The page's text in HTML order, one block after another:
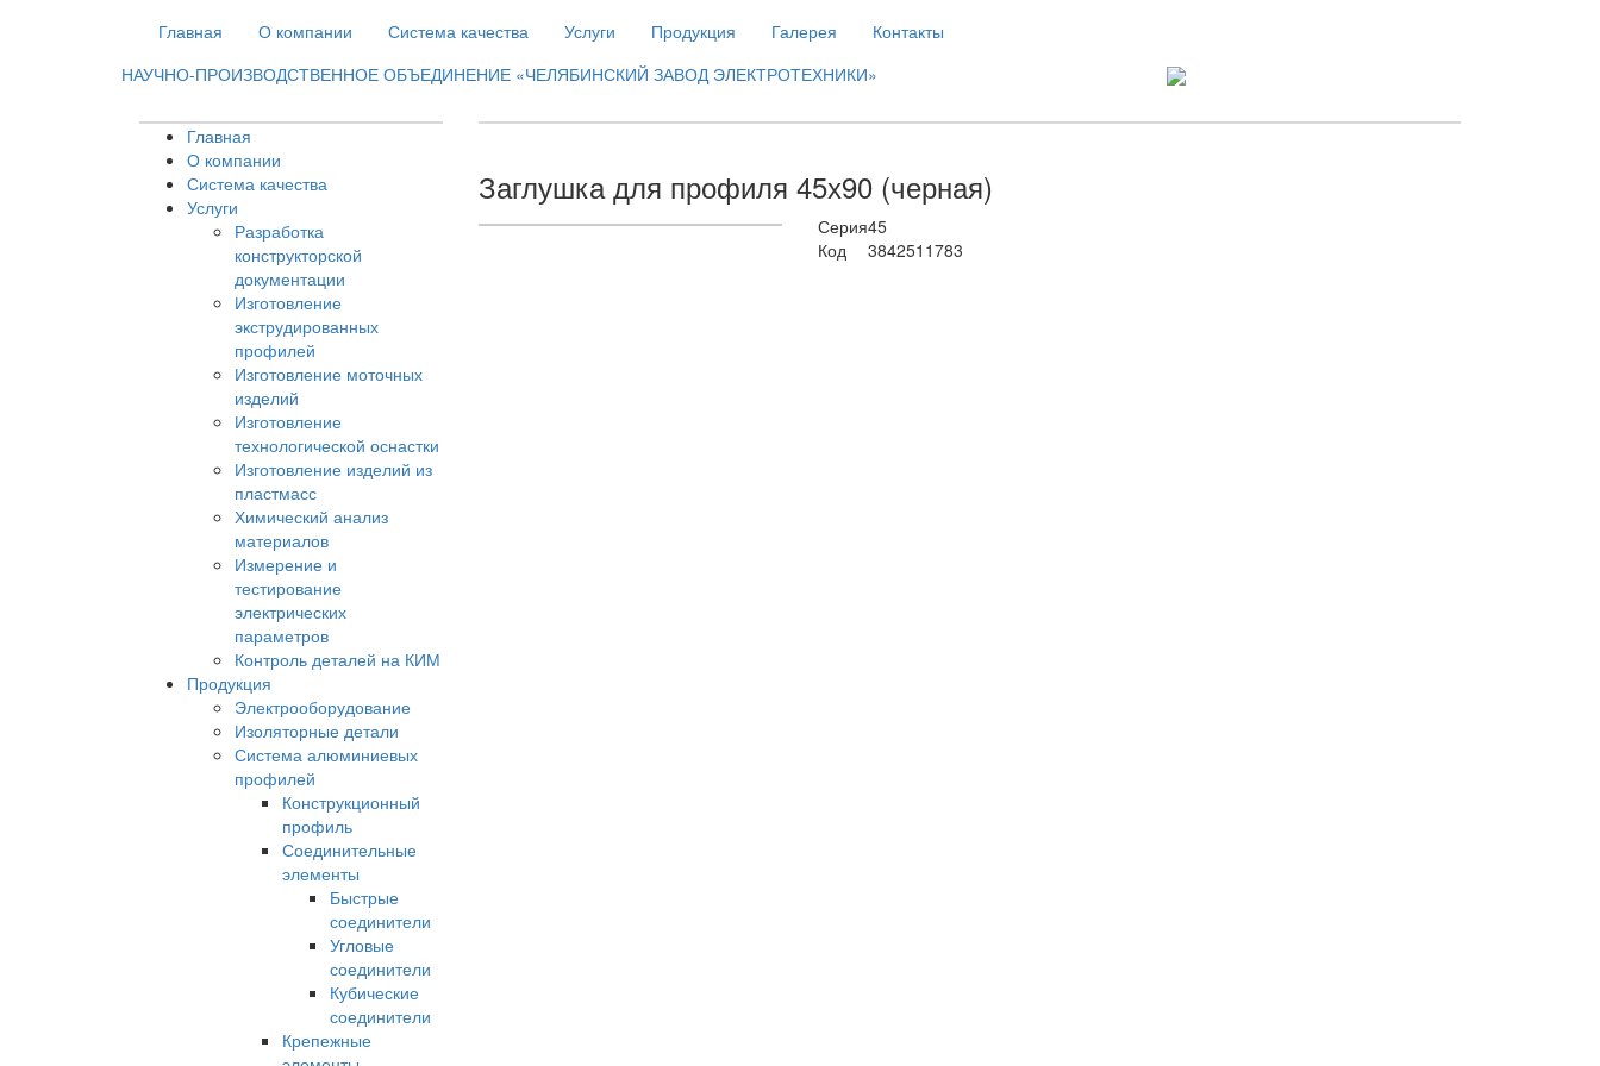
Главная О компании Система качества Услуги Продукция Галерея
Контакты
НАУЧНО-ПРОИЗВОДСТВЕННОЕ ОБЪЕДИНЕНИЕ «ЧЕЛЯБИНСКИЙ ЗАВОД ЭЛЕКТРОТЕХНИКИ»
Главная
О компании
Система качества
Услуги
Разработка
конструкторской
документации
Изготовление
экструдированных
профилей
Изготовление моточных
изделий
Изготовление
технологической оснастки
Изготовление изделий из
пластмасс
Химический анализ
материалов
Измерение и
тестирование
электрических
параметров
Контроль деталей на КИМ
Продукция
Электрооборудование
Изоляторные детали
Система алюминиевых
профилей
Конструкционный
профиль
Соединительные
элементы
Быстрые
соединители
Угловые
соединители
Кубические
соединители
Крепежные
Заглушка для профиля 45х90 (черная)
Серия45
Код
3842511783